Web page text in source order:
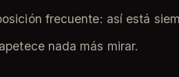
frecuente: así está
nada más mirar.